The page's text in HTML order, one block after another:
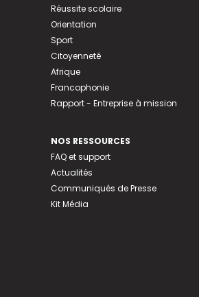
Réussite scolaire
Orientation
Sport
Citoyenneté
Afrique
Francophonie
Rapport - Entreprise à mission
NOS RESSOURCES
FAQ et support
Actualités
Communiqués de Presse
Kit Média